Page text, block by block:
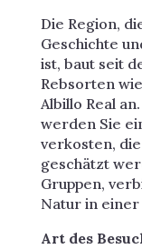
Die Region,
Geschichte
ist, baut seit
Rebsorten
Albillo Real
werden Sie
verkosten,
geschätzt
Gruppen,
Natur in
Art des